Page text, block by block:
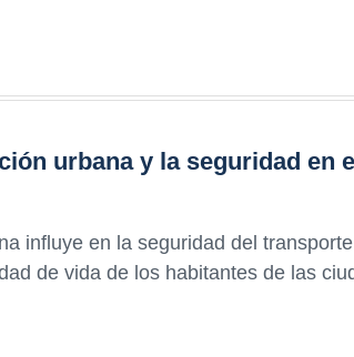
urbana y la seguridad en
influye en la seguridad del
de vida de los habitantes de las